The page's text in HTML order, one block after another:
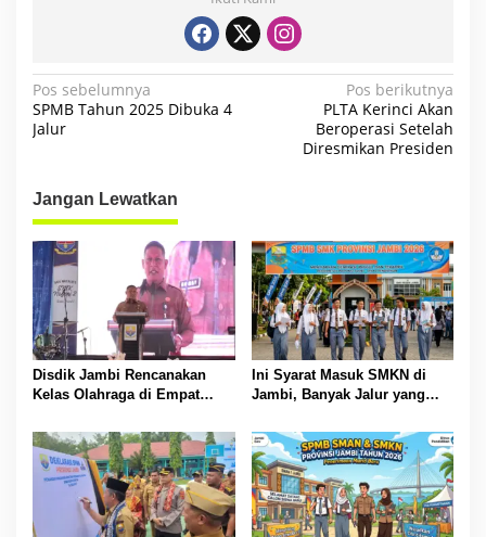
N
a
i
g
a
s
i
p
o
s
Pos sebelumnya
SPMB Tahun 2025 Dibuka 4
Jalur
Pos berikutnya
PLTA Kerinci Akan
Beroperasi Setelah
Diresmikan Presiden
Jangan Lewatkan
Disdik Jambi Rencanakan
Kelas Olahraga di Empat
Ini Syarat Masuk SMKN di
Jambi, Banyak Jalur yang